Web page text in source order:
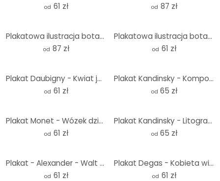
od 61 zł od 87 zł
Plakatowa ilustracja botaniczna przedstawiająca udawaną kamelię - Walcott - Round
od 87 zł
Plakatowa ilustracja botaniczna przedstawiająca udawaną kamelię - Walcott
od 61 zł
Plakat Daubigny - Kwiat jabłoni
od 61 zł
Plakat Kandinsky - Kompozycja II
od 65 zł
Plakat Monet - Wózek dziecięcy
od 61 zł
Plakat Kandinsky - Litografia do portfolio Bauhausu
od 65 zł
Plakat - Alexander - Walt Whitman
od 61 zł
Plakat Degas - Kobieta wiąże włosy
od 61 zł